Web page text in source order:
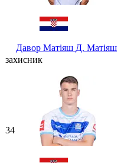
Давор Матіяш Д. Матіяш
захисник
34